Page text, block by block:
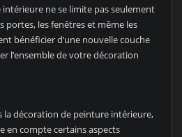
ne se limite pas seulement
portes, les fenêtres et même les
bénéficier d’une nouvelle couche
l’ensemble de votre décoration
la décoration de peinture intérieure,
en compte certains aspects